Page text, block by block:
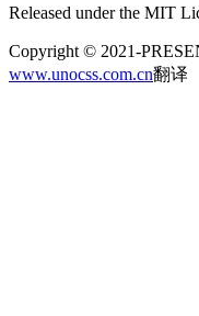
Released under the MIT
Copyright © 2021-
www.unocss.com.cn翻译